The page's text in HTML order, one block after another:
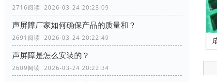
2716阅读 2026-03-24 20:23:09
声屏障厂家如何确保产品的质量和？
2691阅读 2026-03-24 20:22:49
声屏障是怎么安装的？
2609阅读 2026-03-24 20:22:34